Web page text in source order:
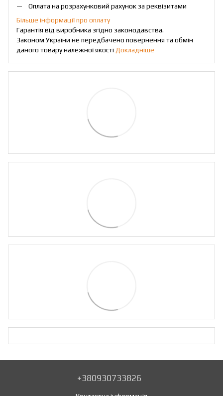
Оплата на розрахунковий рахунок за реквізитами
Більше інформації про оплату
Гарантія від виробника згідно законодавства.
Законом України не передбачено повернення та обмін
даного товару належної якості Докладніше
+380930733826